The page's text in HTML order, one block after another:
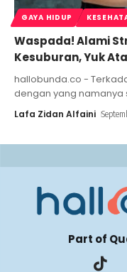
GAYA HIDUP
Waspada! Alami
Kesuburan, Yuk
hallobunda.co -
dengan yang namanya
Lafa Zidan Alfaini
Part of